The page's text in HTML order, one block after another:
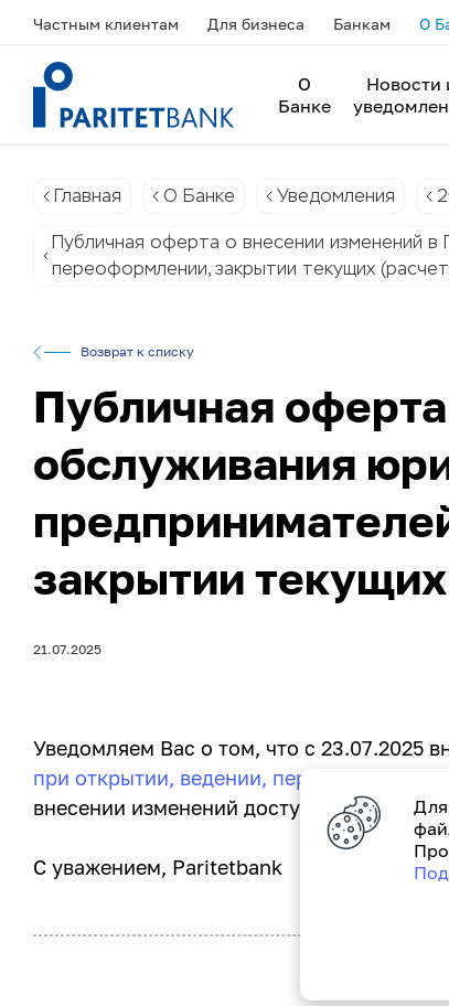
Частным клиентам Для бизнеса Банкам О
О
Банке
Новости
Главная О Банке Уведомления
Публичная оферта о внесении изменений в
переоформлении, закрытии текущих
Возврат к списку
Публичная
обслуживания
закрытии
21.07.2025
Уведомляем Вас о том, что с 23.07.2025
при открытии, ведении,
внесении изменений доступнапо ссылке.
С уважением, Paritetbank
Для